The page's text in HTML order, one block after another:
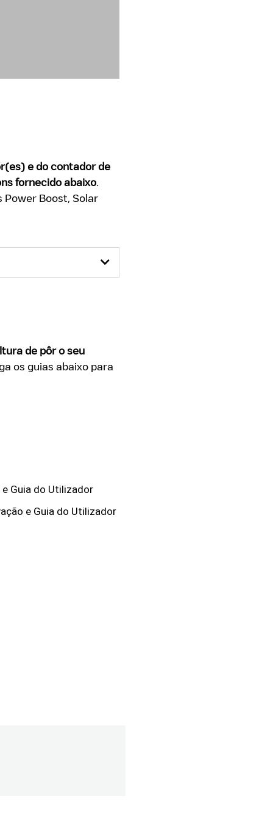
e do contador de
fornecido abaixo
Boost, Solar
de pôr o seu
os guias abaixo para
Guia do Utilizador
e Guia do Utilizador